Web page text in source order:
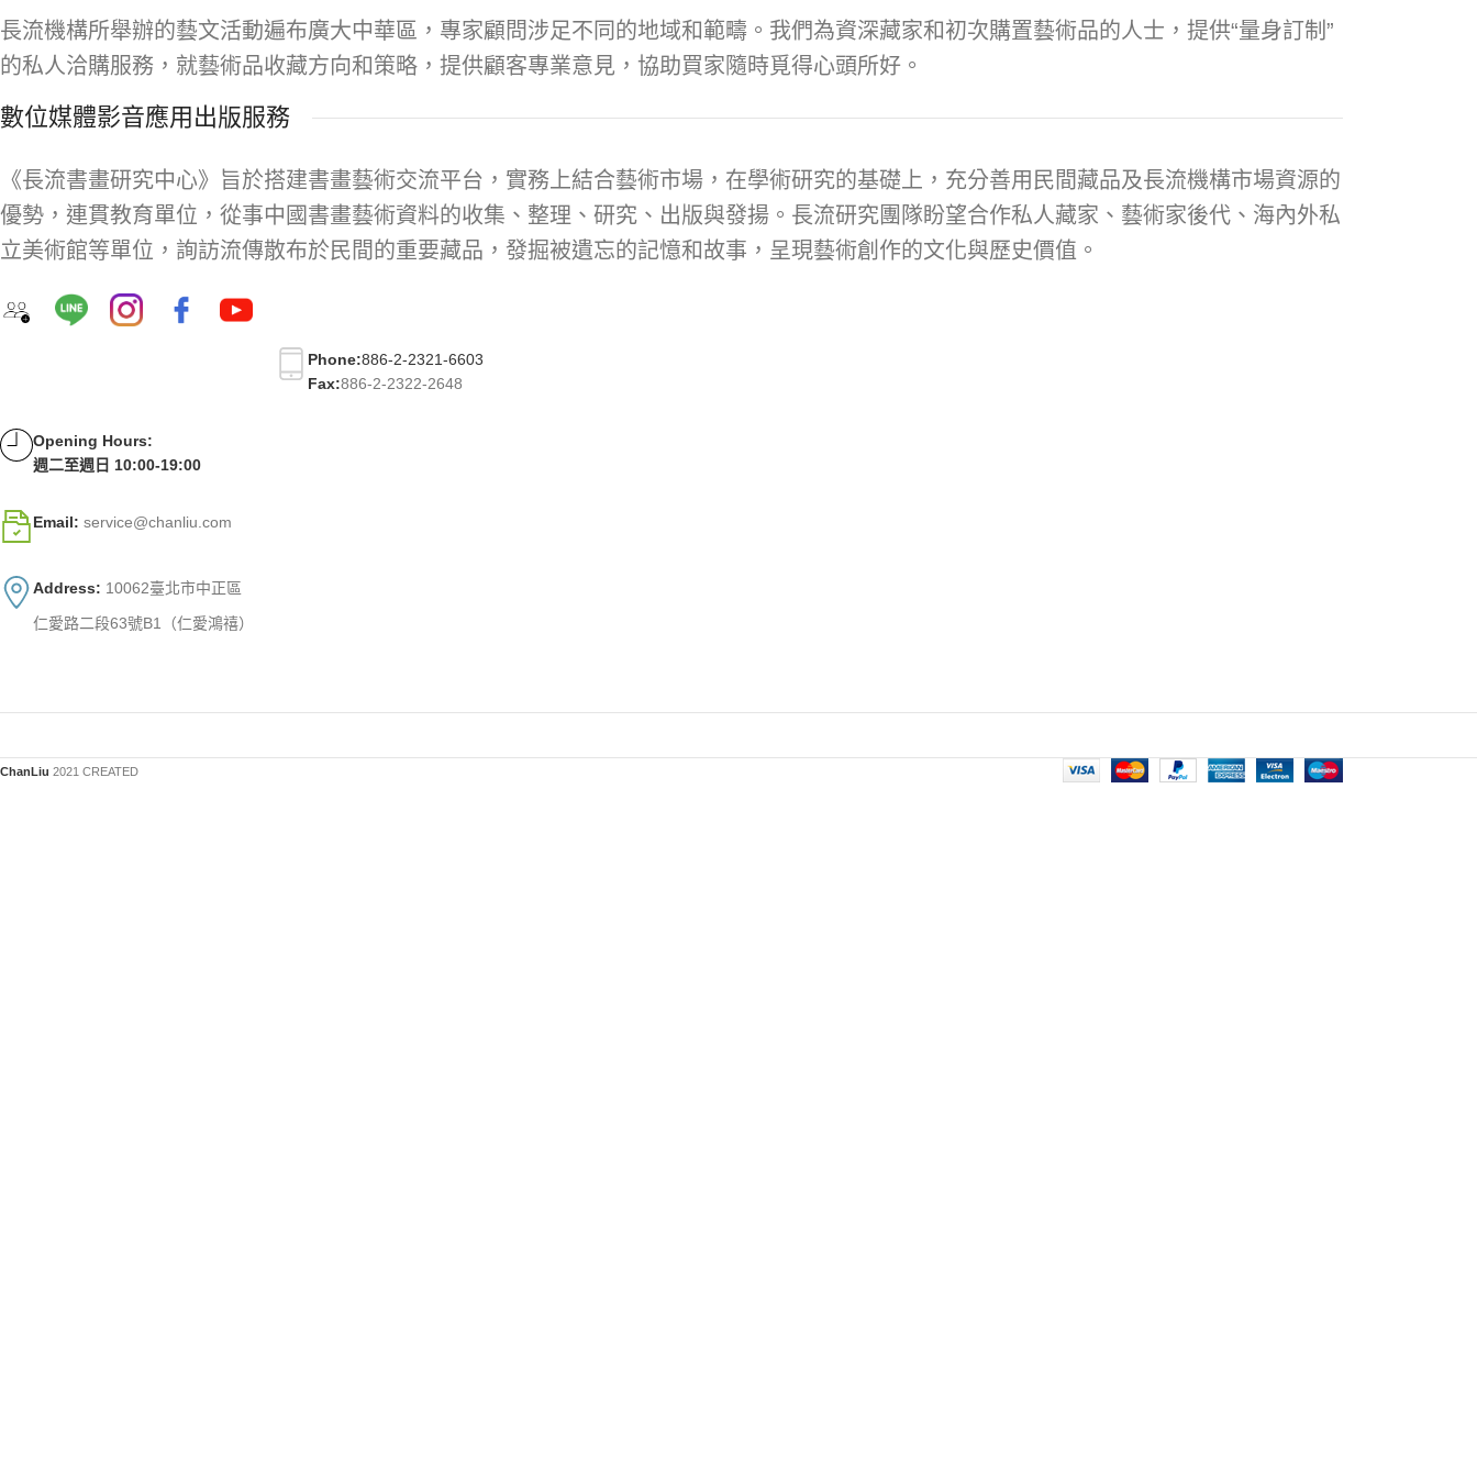
長流機構所舉辦的藝文活動遍布廣大中華區，專家顧問涉足不同的地域和範疇。我們為資深藏家和初次購置藝術品的人士，提供“量身訂制”
的私人洽購服務，就藝術品收藏方向和策略，提供顧客專業意見，協助買家隨時覓得心頭所好。
數位媒體影音應用出版服務
《長流書畫研究中心》旨於搭建書畫藝術交流平台，實務上結合藝術市場，在學術研究的基礎上，充分善用民間藏品及長流機構市場資源的
優勢，連貫教育單位，從事中國書畫藝術資料的收集、整理、研究、出版與發揚。長流研究團隊盼望合作私人藏家、藝術家後代、海內外私
立美術館等單位，詢訪流傳散布於民間的重要藏品，發掘被遺忘的記憶和故事，呈現藝術創作的文化與歷史價值。
Phone:886-2-2321-6603
Fax:886-2-2322-2648
Opening Hours:
週二至週日 10:00-19:00
Email: service@chanliu.com
Address: 10062臺北市中正區
仁愛路二段63號B1（仁愛鴻禧）
ChanLiu 2021 CREATED